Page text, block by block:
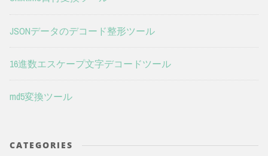
JSONデータのデコード整形ツール
16進数エスケープ文字デコードツール
md5変換ツール
CATEGORIES